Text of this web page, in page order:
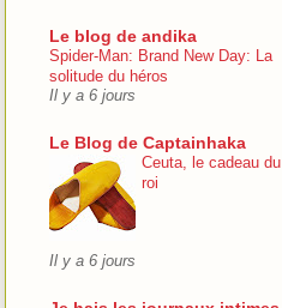
Le blog de andika
Spider-Man: Brand New Day: La
solitude du héros
Il y a 6 jours
Le Blog de Captainhaka
Ceuta, le cadeau du
roi
Il y a 6 jours